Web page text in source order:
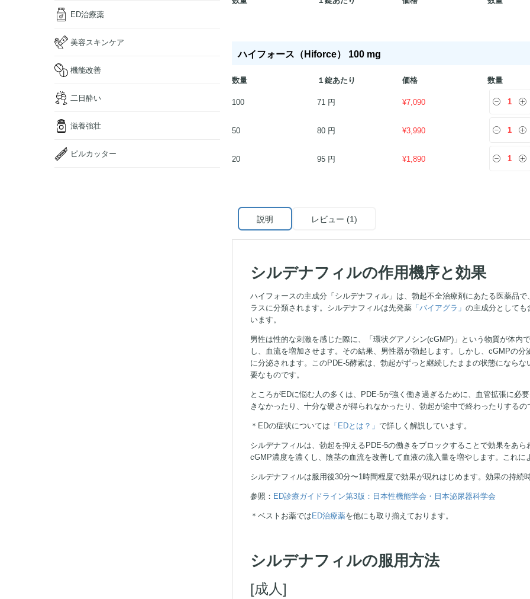
ハイフォース（Hiforce） 100 mg
数量 １錠あたり 価格
数量
100
71 円 ¥7,090
50 80 円 ¥3,990
20 95 円 ¥1,890
説明 レビュー (1)
シルデナフィルの作用機序と効果
ハイフォースの主成分「シルデナフィル」は、勃起不全治療剤にあたる医薬品
ラスに分類されます。シルデナフィルは先発薬 「バイアグラ」 の主成分として
います。
男性は性的な刺激を感じた際に、「環状グアノシン(cGMP)」という物質が体
し、血流を増加させます。その結果、男性器が勃起します。しかし、cGMPの
に分泌されます。このPDE-5酵素は、勃起がずっと継続したままの状態になら
要なものです。
ところがEDに悩む人の多くは、PDE-5が強く働き過ぎるために、血管拡張に必
きなかったり、十分な硬さが得られなかったり、勃起が途中で終わったりするの
＊EDの症状については 「EDとは？」 で詳しく解説しています。
シルデナフィルは、勃起を抑えるPDE-5の働きをブロックすることで効果をあ
cGMP濃度を濃くし、陰茎の血流を改善して血液の流入量を増やします。これ
シルデナフィルは服用後30分〜1時間程度で効果が現れはじめます。効果の持続
参照： ED診療ガイドライン第3版：日本性機能学会・日本泌尿器科学会
＊ベストお薬ではED治療薬を他にも取り揃えております。
シルデナフィルの服用方法
[成人]
ED治療薬
美容スキンケア
機能改善
二日酔い
滋養強壮
ピルカッター